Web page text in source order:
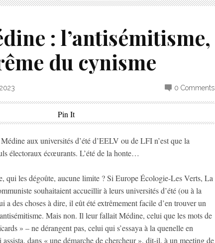
: l’antisémitisme,
du cynisme
0 Comments
Pin It
aux universités d’été d’EELV ou de LFI n’est que la
électoraux écœurants. L’été de la honte…
qui les dégoûte, aucune limite ? Si Europe Écologie-Les Verts, La
souhaitaient accueillir à leurs universités d’été (ou à la
a des choses à dire, il eût été extrêmement facile d’en trouver un
Mais non. Il leur fallait Médine, celui que les mots de
» – ne dérangent pas, celui qui s’essaya à la quenelle en
dans « une démarche de chercheur », dit-il, à un meeting de